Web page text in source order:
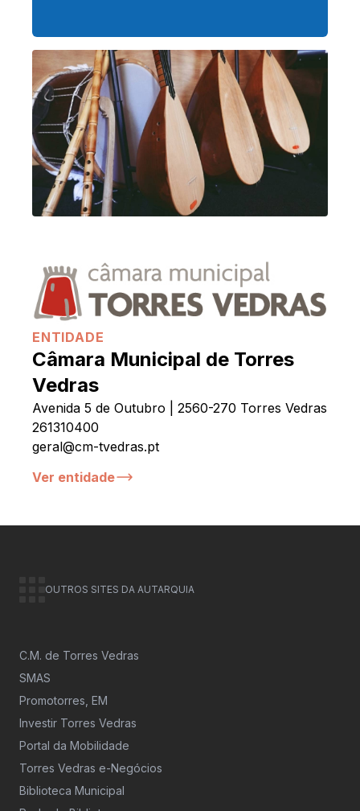
ENTIDADE
Câmara Municipal de Torres
Vedras
Avenida 5 de Outubro | 2560-270 Torres Vedras
261310400
geral@cm-tvedras.pt
Ver entidade
OUTROS SITES DA AUTARQUIA
C.M. de Torres Vedras
SMAS
Promotorres, EM
Investir Torres Vedras
Portal da Mobilidade
Torres Vedras e-Negócios
Biblioteca Municipal